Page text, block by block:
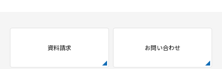
資料請求 お問い合わせ